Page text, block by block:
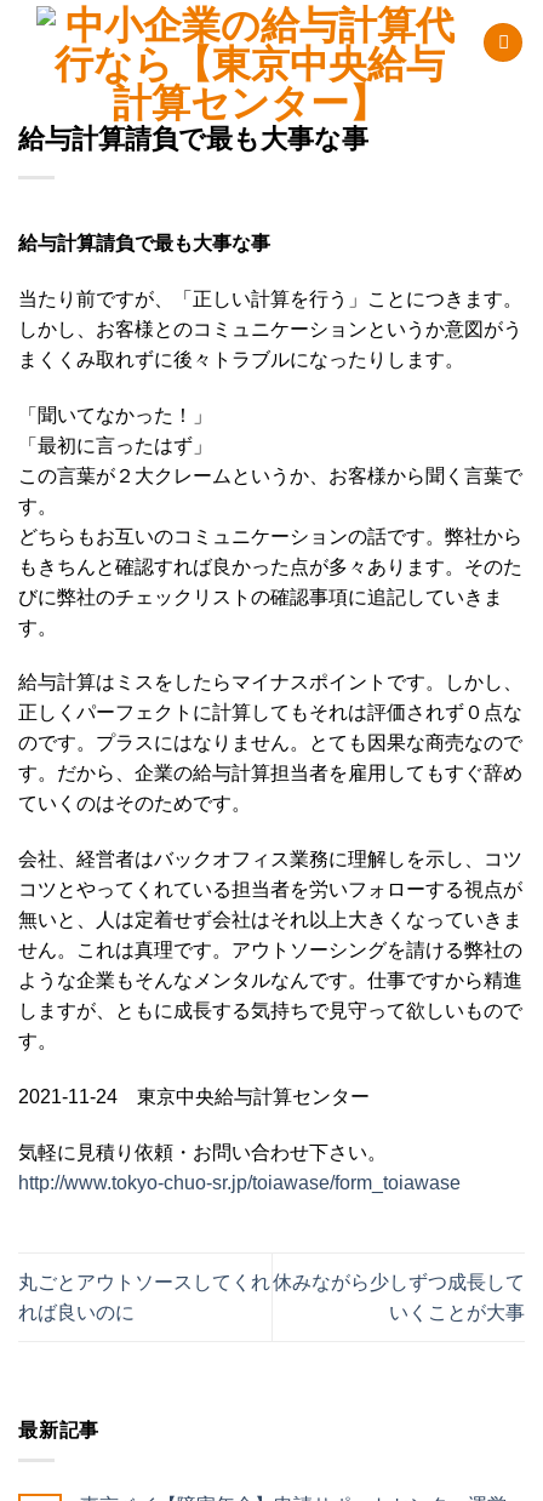
content
給与計算請負で最も大事な事
給与計算請負で最も大事な事
当たり前ですが、「正しい計算を行う」ことにつきます。
しかし、お客様とのコミュニケーションというか意図がう
まくくみ取れずに後々トラブルになったりします。
「聞いてなかった！」
「最初に言ったはず」
この言葉が２大クレームというか、お客様から聞く言葉で
す。
どちらもお互いのコミュニケーションの話です。弊社から
もきちんと確認すれば良かった点が多々あります。そのた
びに弊社のチェックリストの確認事項に追記していきま
す。
給与計算はミスをしたらマイナスポイントです。しかし、
正しくパーフェクトに計算してもそれは評価されず０点な
のです。プラスにはなりません。とても因果な商売なので
す。だから、企業の給与計算担当者を雇用してもすぐ辞め
ていくのはそのためです。
会社、経営者はバックオフィス業務に理解しを示し、コツ
コツとやってくれている担当者を労いフォローする視点が
無いと、人は定着せず会社はそれ以上大きくなっていきま
せん。これは真理です。アウトソーシングを請ける弊社の
ような企業もそんなメンタルなんです。仕事ですから精進
しますが、ともに成長する気持ちで見守って欲しいもので
す。
2021-11-24 東京中央給与計算センター
気軽に見積り依頼・お問い合わせ下さい。
http://www.tokyo-chuo-sr.jp/toiawase/form_toiawase
丸ごとアウトソースしてくれ
れば良いのに
休みながら少しずつ成長して
いくことが大事
最新記事